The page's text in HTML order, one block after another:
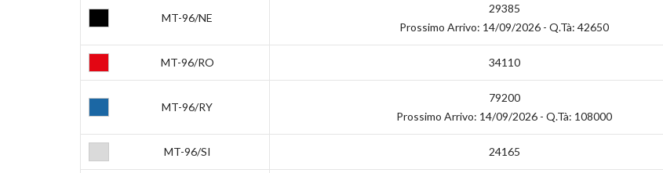
MT-96/NE
29385
Prossimo Arrivo: 14/09/2026 - Q.tà: 42650
MT-96/RO 34110
MT-96/RY
79200
Prossimo Arrivo: 14/09/2026 - Q.tà: 108000
MT-96/SI 24165